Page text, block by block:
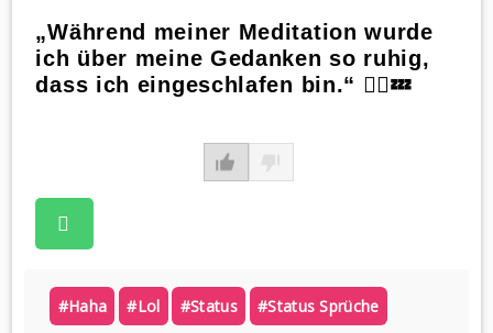
„Während meiner Meditation wurde
ich über meine Gedanken so ruhig,
dass ich eingeschlafen bin.“ 🧘‍♀️💤
#haha #lol #status #status Sprüche